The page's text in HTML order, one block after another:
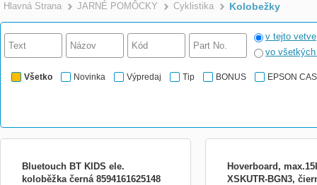
Hlavná Strana >
JARNÉ POMÔCKY >
Cyklistika >
Kolobežky
v tejto vetve
vo
Všetko Novinka Výpredaj Tip BONUS EPSON
Bluetouch BT KIDS ele.
koloběžka černá 8594161625148
Hoverboard,
XSKUTR-BGN3,